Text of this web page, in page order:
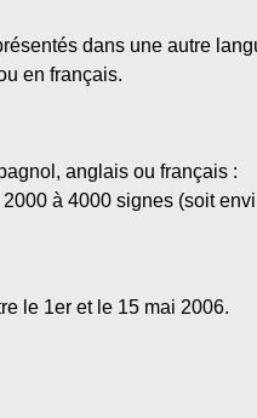
dans une autre
en français.
anglais ou français :
à 4000 signes (soit
le 1er et le 15 mai 2006.